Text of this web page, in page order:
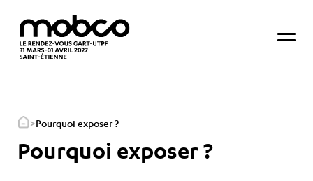
>Pourquoi exposer ?
Pourquoi exposer ?